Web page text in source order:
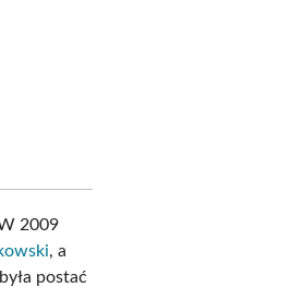
2009
, a
postać